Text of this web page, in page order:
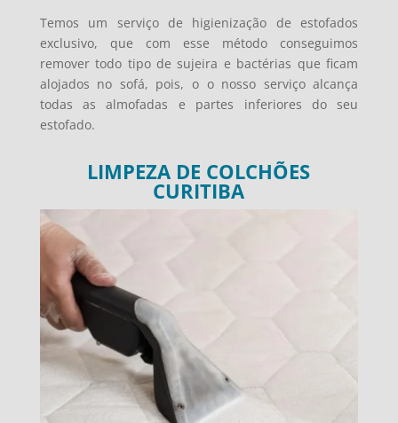
Temos um serviço de higienização de estofados
exclusivo, que com esse método conseguimos
remover todo tipo de sujeira e bactérias que ficam
alojados no sofá, pois, o o nosso serviço alcança
todas as almofadas e partes inferiores do seu
estofado.
LIMPEZA DE COLCHÕES
CURITIBA